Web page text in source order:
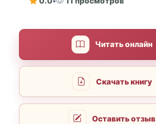
Читать онлайн
Скачать книгу
Оставить отзыв